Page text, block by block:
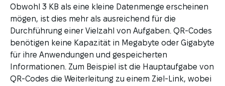
Obwohl 3 KB als eine kleine Datenmenge erscheinen
mögen, ist dies mehr als ausreichend für die
Durchführung einer Vielzahl von Aufgaben. QR-Codes
benötigen keine Kapazität in Megabyte oder Gigabyte
für ihre Anwendungen und gespeicherten
Informationen. Zum Beispiel ist die Hauptaufgabe von
QR-Codes die Weiterleitung zu einem Ziel-Link, wobei